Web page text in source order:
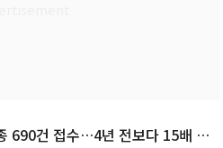
690건 접수…4년 전보다 15배 폭